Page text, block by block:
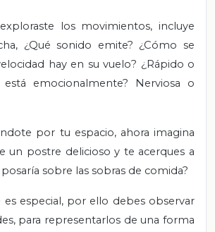
los movimientos, incluye
¿Qué sonido emite? ¿Cómo se
hay en su vuelo? ¿Rápido o
está emocionalmente? Nerviosa o
por tu espacio, ahora imagina
un postre delicioso y te acerques a
sobre las sobras de comida?
es especial, por ello debes observar
para representarlos de una forma